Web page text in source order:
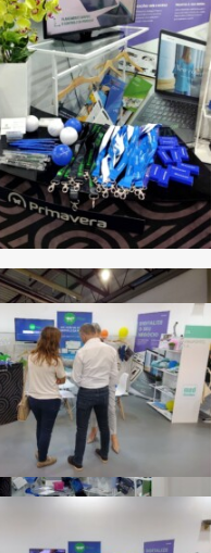
aos nossos já clientes, e
contactos que
verão o seu negócio
com as nossas Soluções
Especializadas para